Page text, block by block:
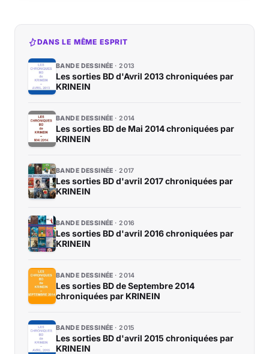
DANS LE MÊME ESPRIT
BANDE DESSINÉE 2013
Les sorties BD d'Avril 2013 chroniquées par
KRINEIN
BANDE DESSINÉE 2014
Les sorties BD de Mai 2014 chroniquées par
KRINEIN
BANDE DESSINÉE 2017
Les sorties BD d'avril 2017 chroniquées par
KRINEIN
BANDE DESSINÉE 2016
Les sorties BD d'avril 2016 chroniquées par
KRINEIN
BANDE DESSINÉE 2014
Les sorties BD de Septembre 2014
chroniquées par KRINEIN
BANDE DESSINÉE 2015
Les sorties BD d'avril 2015 chroniquées par
KRINEIN